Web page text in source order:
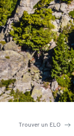
Trouver un ELO